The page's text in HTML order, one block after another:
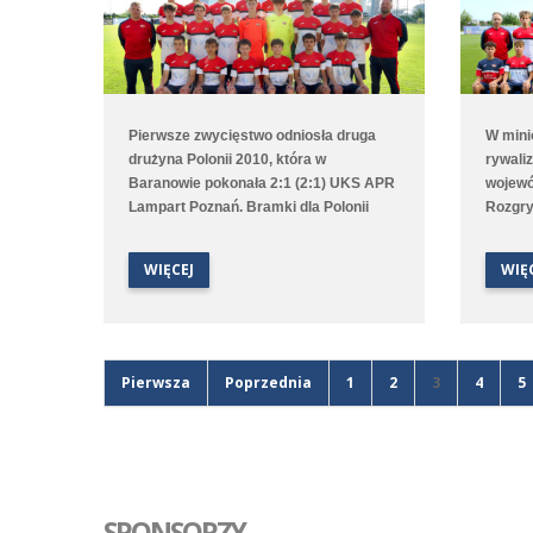
Pierwsze zwycięstwo odniosła druga
drużyna Polonii 2010, która w
Baranowie pokonała 2:1 (2:1) UKS APR
Lampart Poznań. Bramki dla Polonii
Królak. Punktów nie udało się tym
razem wywalczyć pierwszej drużynie,
rzutu karnego Sviatoslav Melnykov.
WIĘCEJ
W
Pierwsza Poprzednia 1 2 3 4 5